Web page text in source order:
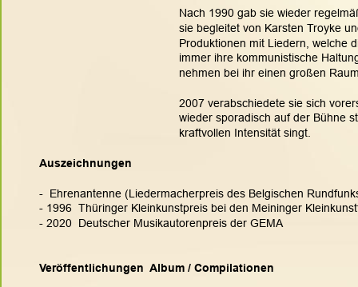
Auszeichnungen
-  Ehrenantenne (Liedermacherpreis des Belgischen
- 1996  Thüringer Kleinkunstpreis bei den Meininger
- 2020  Deutscher Musikautorenpreis der GEMA
Veröffentlichungen  Album / Compilationen
Nach 1990 gab sie wieder
sie begleitet von Karsten Troyke
Produktionen mit Liedern, welche
immer ihre kommunistische
nehmen bei ihr einen großen
2007 verabschiedete sie sich
wieder sporadisch auf der Bühne
kraftvollen Intensität singt.